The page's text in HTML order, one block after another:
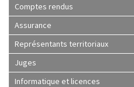
Comptes rendus
Assurance
Représentants territoriaux
Juges
Informatique et licences